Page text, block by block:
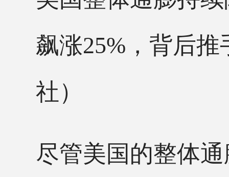
飙涨25%，背后
社）
尽管美国的整体